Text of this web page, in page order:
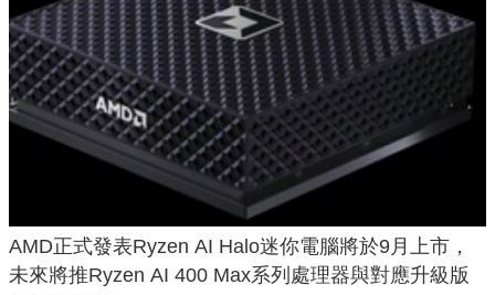
AMD正式發表Ryzen AI Halo迷你電腦將於9月上市，
未來將推Ryzen AI 400 Max系列處理器與對應升級版